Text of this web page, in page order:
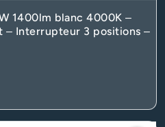
1400lm blanc 4000K –
– Interrupteur 3 positions –